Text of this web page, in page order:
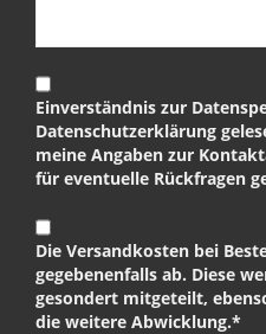
Einverständnis zur
Datenschutzerklärung
meine Angaben zur
für eventuelle Rückfragen
Die Versandkosten bei
gegebenenfalls ab. Diese
gesondert mitgeteilt,
die weitere Abwicklung.*